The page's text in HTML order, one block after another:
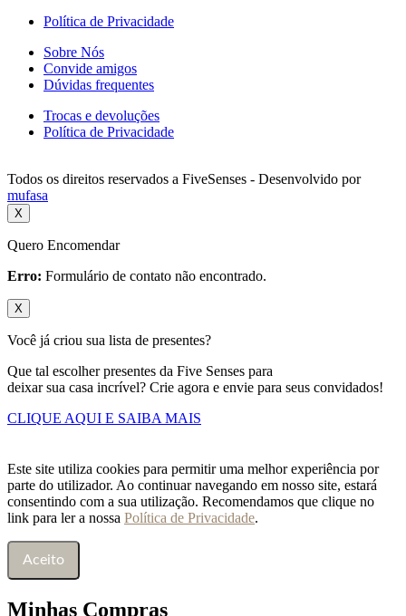
Política de Privacidade
Sobre Nós
Convide amigos
Dúvidas frequentes
Trocas e devoluções
Política de Privacidade
Todos os direitos reservados a FiveSenses - Desenvolvido por
mufasa
X
Quero Encomendar
Erro: Formulário de contato não encontrado.
X
Você já criou sua lista de presentes?
Que tal escolher presentes da Five Senses para
deixar sua casa incrível? Crie agora e envie para seus convidados!
CLIQUE AQUI E SAIBA MAIS
Este site utiliza cookies para permitir uma melhor experiência por
parte do utilizador. Ao continuar navegando em nosso site, estará
consentindo com a sua utilização. Recomendamos que clique no
link para ler a nossa Política de Privacidade.
Aceito
Minhas Compras